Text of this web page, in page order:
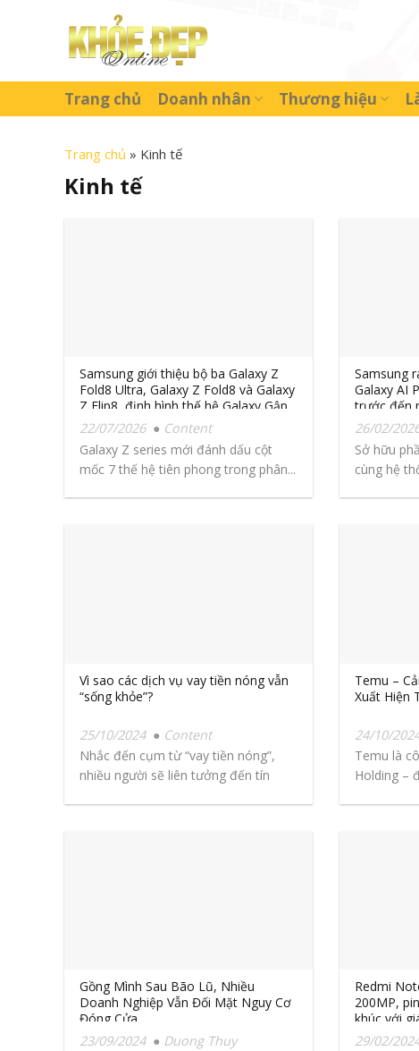
Trang chủ Doanh nhân Thương hiệu
Trang chủ » Kinh tế
Kinh tế
Samsung giới thiệu bộ ba Galaxy Z
Fold8 Ultra, Galaxy Z Fold8 và Galaxy
Z Flip8, định hình thế hệ Galaxy Gập
Chuẩn Mới
22/07/2026
Content
Galaxy Z series mới đánh dấu cột
mốc 7 thế hệ tiên phong trong phân...
Samsung
Galaxy AI
trước đến
26/02/
Sở hữu
cùng hệ
Vì sao các dịch vụ vay tiền nóng vẫn
“sống khỏe”?
25/10/2024
Content
Nhắc đến cụm từ “vay tiền nóng”,
nhiều người sẽ liên tưởng đến tín
Temu –
Xuất Hiện
24/10/
Temu là
Holding –
Gồng Mình Sau Bão Lũ, Nhiều
Doanh Nghiệp Vẫn Đối Mặt Nguy Cơ
Đóng Cửa
23/09/2024
Duong Thuy
Redmi
200MP,
khúc với
29/02/